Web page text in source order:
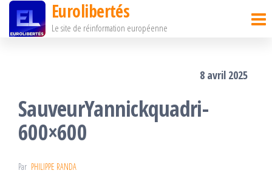
Passer
Eurolibertés
Le site de réinformation européenne
8 avril 2025
SauveurYannickquadri-
600×600
Par PHILIPPE RANDA